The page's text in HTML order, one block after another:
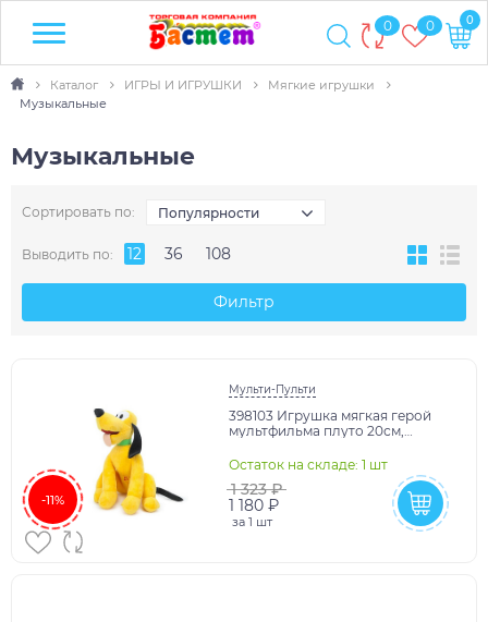
0 0 0
Каталог ИГРЫ И ИГРУШКИ
Мягкие игрушки
Музыкальные
Музыкальные
Сортировать по: Популярности
Выводить по: 12 36 108
Фильтр
-11%
Мульти-Пульти
398103 Игрушка мягкая герой
мультфильма плуто 20см,
кор.24шт
Остаток на складе: 1 шт
1 323 ₽
1 180 ₽
за 1 шт